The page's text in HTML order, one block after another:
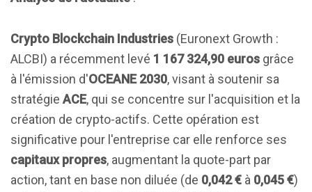
Crypto Blockchain Industries (Euronext Growth :
ALCBI) a récemment levé 1 167 324,90 euros grâce
à l'émission d'OCEANE 2030, visant à soutenir sa
stratégie ACE, qui se concentre sur l'acquisition et la
création de crypto-actifs. Cette opération est
significative pour l'entreprise car elle renforce ses
capitaux propres, augmentant la quote-part par
action, tant en base non diluée (de 0,042 € à 0,045 €)